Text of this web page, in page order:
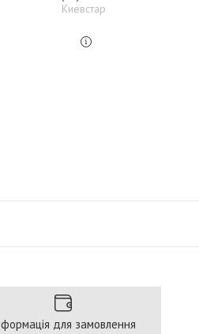
Киевстар
для замовлення